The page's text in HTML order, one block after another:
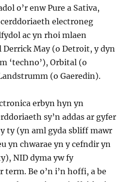
o’r enw Pure a Sativa,
electroneg
ac yn rhoi mlaen
Derrick May (o Detroit, y dyn
‘techno’), Orbital (o
(o Gaeredin).
erbyn hyn yn
sy’n addas ar gyfer
ty (yn aml gyda sbliff mawr
yn chwarae yn y cefndir yn
NID dyma yw fy
term. Be o’n i’n hoffi, a be